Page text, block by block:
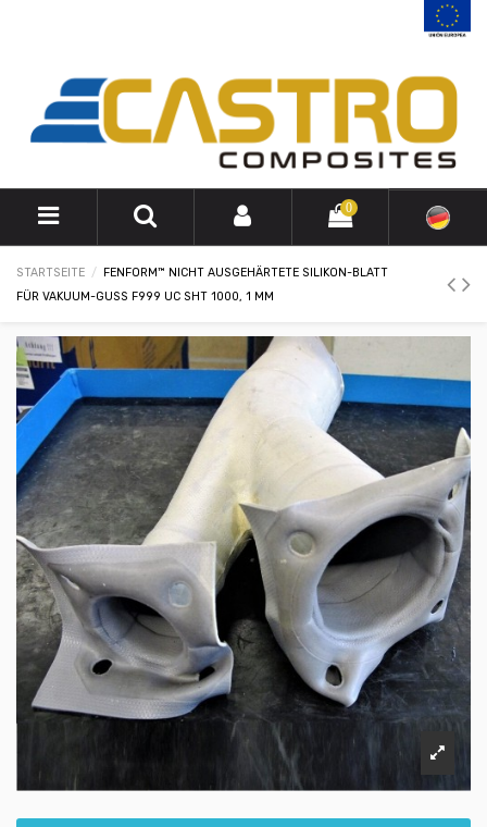
0
STARTSEITE
FENFORM™ NICHT AUSGEHÄRTETE SILIKON-BLATT
FÜR VAKUUM-GUSS F999 UC SHT 1000, 1 MM